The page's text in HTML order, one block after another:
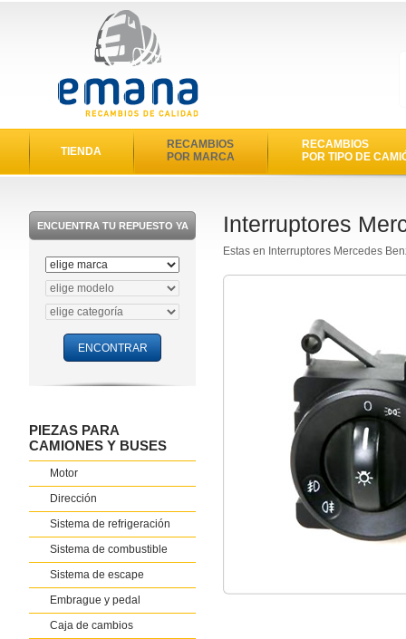
TIENDA
RECAMBIOS
POR MARCA
RECAMBIOS
POR TIPO DE
ENCUENTRA TU REPUESTO YA
PIEZAS PARA
CAMIONES Y BUSES
Motor
Dirección
Sistema de refrigeración
Sistema de combustible
Sistema de escape
Embrague y pedal
Caja de cambios
Interruptores
Estas en Interruptores Mercedes